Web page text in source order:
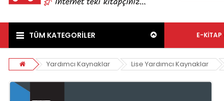
TÜM KATEGORİLER E-KITAP
Yardımcı Kaynaklar Lise Yardımcı Kaynaklar